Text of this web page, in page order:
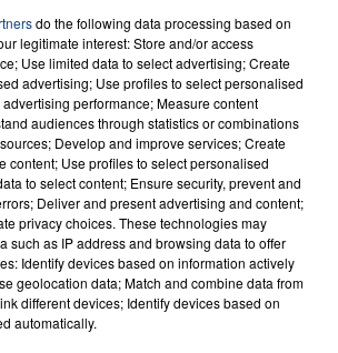
À LENS : UNE FEMME ET
LA VIE ET LA...
immolé par le feu après avoir
et leur bébé de trois mois
do the following data processing based on
legitimate interest: Store and/or access
Use limited data to select advertising; Create
advertising; Use profiles to select personalised
performance; Measure content
audiences through statistics or combinations
Develop and improve services; Create
content; Use profiles to select personalised
to select content; Ensure security, prevent and
Deliver and present advertising and content;
privacy choices. These technologies may
such as IP address and browsing data to offer
Identify devices based on information actively
geolocation data; Match and combine data from
different devices; Identify devices based on
automatically.